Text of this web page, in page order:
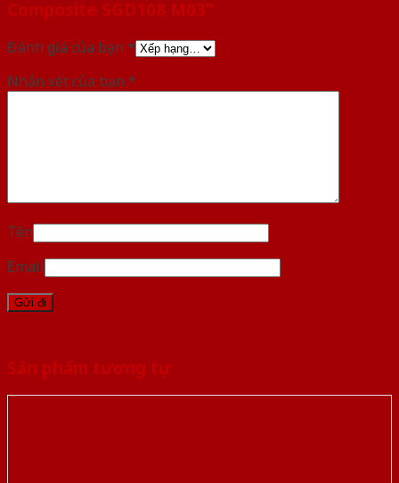
Composite SGD108 M03”
Đánh giá của bạn *
Nhận xét của bạn *
Tên
Email
Sản phẩm tương tự